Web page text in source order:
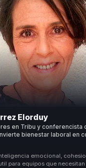
Elorduy
en Tribu y conferencista
bienestar laboral en
equipos.
emocional,
para equipos que